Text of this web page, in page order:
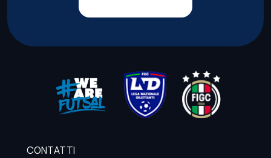
CONTATTI